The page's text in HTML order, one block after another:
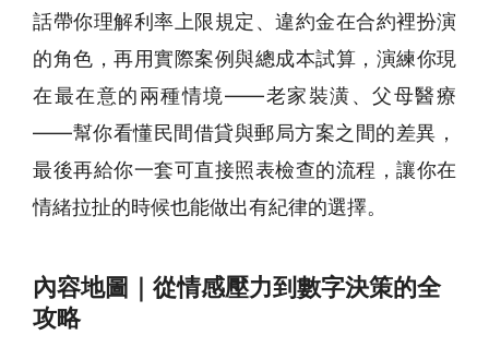
話帶你理解利率上限規定、違約金在合約裡扮演
的角色，再用實際案例與總成本試算，演練你現
在最在意的兩種情境——老家裝潢、父母醫療
——幫你看懂民間借貸與郵局方案之間的差異，
最後再給你一套可直接照表檢查的流程，讓你在
情緒拉扯的時候也能做出有紀律的選擇。
內容地圖｜從情感壓力到數字決策的全
攻略